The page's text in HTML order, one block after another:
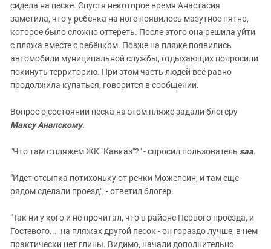
сидела на песке. Спустя некоторое время Анастасия
заметила, что у ребёнка на ноге появилось мазутное пятно,
которое было сложно оттереть. После этого она решила уйти
с пляжа вместе с ребёнком. Позже на пляже появились
автомобили муниципальной службы, отдыхающих попросили
покинуть территорию. При этом часть людей всё равно
продолжила купаться, говорится в сообщении.
Вопрос о состоянии песка на этом пляже задали блогеру
Максу Анапскому.
"Что там с пляжем ЖК "Кавказ"?" - спросил пользователь saa.
"Идет отсыпка потихоньку от речки Можепсин, и там еще
рядом сделали проезд", - ответил блогер.
"Так ни у кого и не прочитал, что в районе Первого проезда, и
Гостевого... на пляжах другой песок - он гораздо лучше, в нем
практически нет глины. Видимо, начали дополнительно